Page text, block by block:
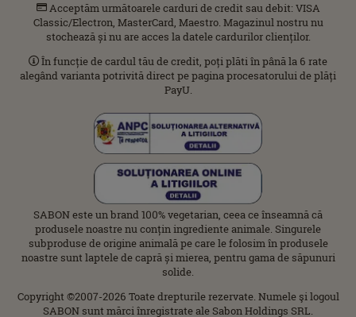
Acceptăm următoarele carduri de credit sau debit: VISA
Classic/Electron, MasterCard, Maestro. Magazinul nostru nu
stochează și nu are acces la datele cardurilor clienților.
În funcție de cardul tău de credit, poți plăti în până la 6 rate
alegând varianta potrivită direct pe pagina procesatorului de plăți
PayU.
SABON este un brand 100% vegetarian, ceea ce înseamnă că
produsele noastre nu conțin ingrediente animale. Singurele
subproduse de origine animală pe care le folosim în produsele
noastre sunt laptele de capră și mierea, pentru gama de săpunuri
solide.
Copyright ©2007-2026 Toate drepturile rezervate. Numele şi logoul
SABON sunt mărci înregistrate ale Sabon Holdings SRL.